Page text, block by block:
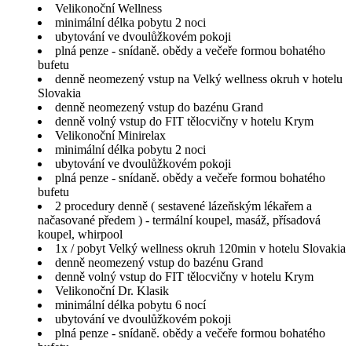
Velikonoční Wellness
minimální délka pobytu 2 noci
ubytování ve dvoulůžkovém pokoji
plná penze - snídaně. obědy a večeře formou bohatého
bufetu
denně neomezený vstup na Velký wellness okruh v hotelu
Slovakia
denně neomezený vstup do bazénu Grand
denně volný vstup do FIT tělocvičny v hotelu Krym
Velikonoční Minirelax
minimální délka pobytu 2 noci
ubytování ve dvoulůžkovém pokoji
plná penze - snídaně. obědy a večeře formou bohatého
bufetu
2 procedury denně ( sestavené lázeňským lékařem a
načasované předem ) - termální koupel, masáž, přísadová
koupel, whirpool
1x / pobyt Velký wellness okruh 120min v hotelu Slovakia
denně neomezený vstup do bazénu Grand
denně volný vstup do FIT tělocvičny v hotelu Krym
Velikonoční Dr. Klasik
minimální délka pobytu 6 nocí
ubytování ve dvoulůžkovém pokoji
plná penze - snídaně. obědy a večeře formou bohatého